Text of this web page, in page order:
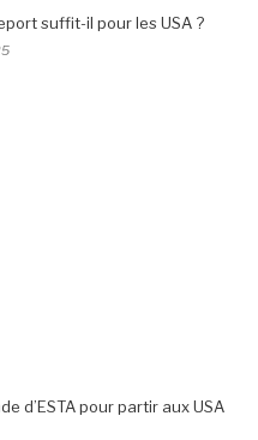
suffit-il pour les USA ?
d’ESTA pour partir aux USA